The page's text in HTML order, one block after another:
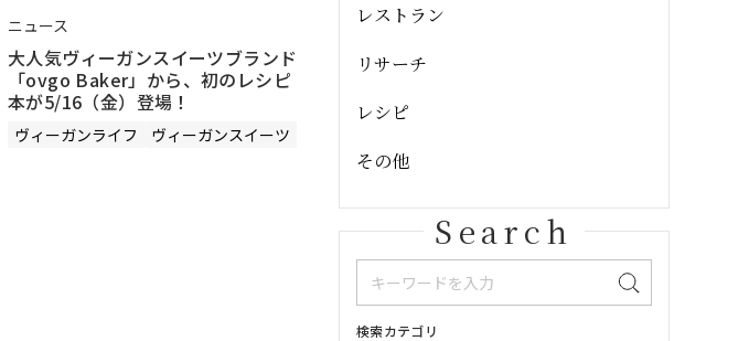
ニュース
大人気ヴィーガンスイーツブランド
「ovgo Baker」から、初のレシピ
本が5/16（金）登場！
ヴィーガンライフ ヴィーガンスイーツ
レストラン
リサーチ
レシピ
その他
Search
検索カテゴリ